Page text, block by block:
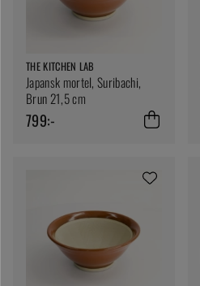
THE KITCHEN LAB
Japansk mortel, Suribachi,
Brun 21,5 cm
799:-